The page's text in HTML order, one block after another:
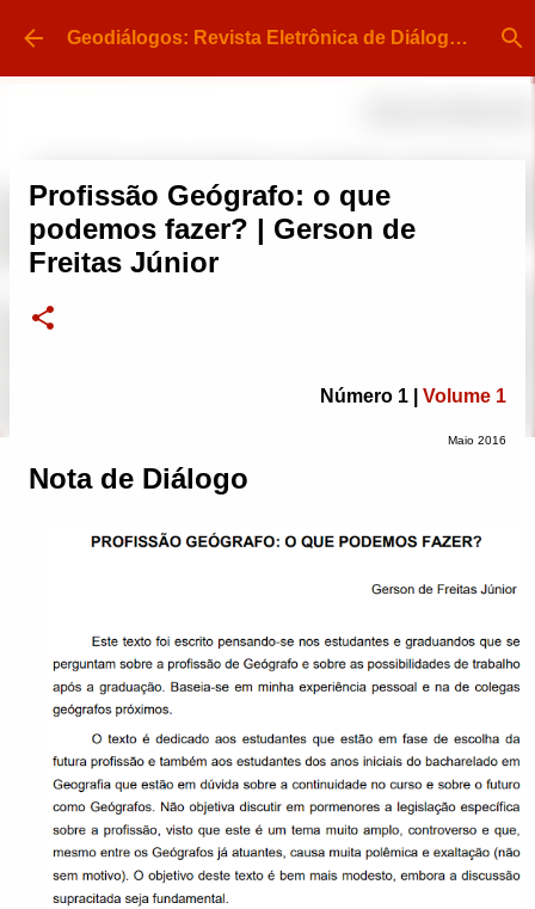
Pular para o conteúdo principal Geodiálogos: Revista Eletrônica de Diálogo e Divulgação em Geografia | ISSN 2448-413X
Profissão Geógrafo: o que
podemos fazer? | Gerson de
Freitas Júnior
Número 1 | Volume 1
Maio 2016
Nota de Diálogo